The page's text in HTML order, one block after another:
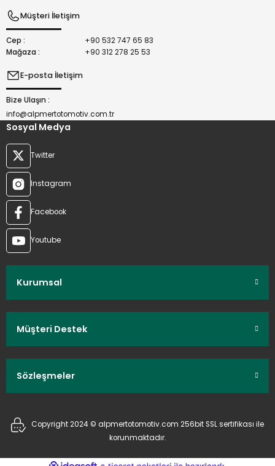
Müşteri İletişim
Cep :
+90 532 747 65 83
Mağaza :
+90 312 278 25 53
E-posta İletişim
Bize Ulaşın :
info@alpmertotomotiv.com.tr
Sosyal Medya
Twitter
Instagram
Facebook
Youtube
Kurumsal
Müşteri Destek
Sözleşmeler
Copyright 2024 © alpmertotomotiv.com 256bit SSL sertifikası ile
korunmaktadır.